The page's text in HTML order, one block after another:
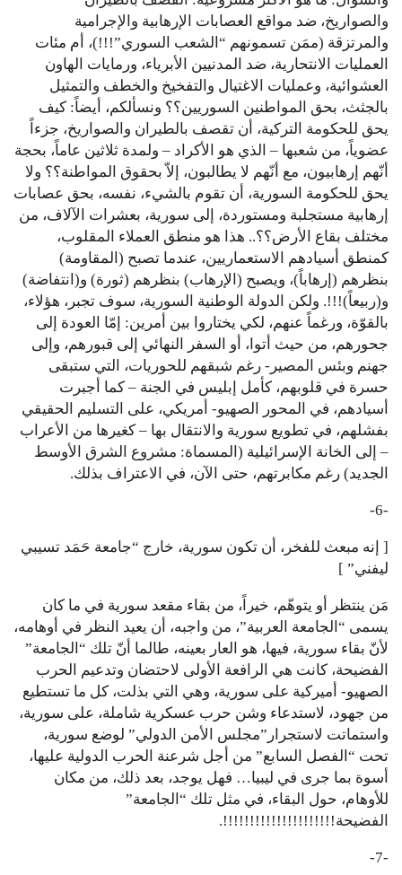
والصواريخ، ضد مواقع العصابات الإرهابية والإجرامية
والمرتزقة (ممَن تسمونهم “الشعب السوري”!!!)، أم مئات
العمليات الانتحارية، ضد المدنيين الأبرياء، ورمايات الهاون
العشوائية، وعمليات الاغتيال والتفخيخ والخطف والتمثيل
بالجثث، بحق المواطنين السوريين؟؟ ونسألكم، أيضاً: كيف
يحق للحكومة التركية، أن تقصف بالطيران والصواريخ، جزءاً
عضوياً، من شعبها – الذي هو الأكراد – ولمدة ثلاثين عاماً، بحجة
أنّهم إرهابيون، مع أنّهم لا يطالبون، إلاّ بحقوق المواطنة؟؟ ولا
يحق للحكومة السورية، أن تقوم بالشيء، نفسه، بحق عصابات
إرهابية مستجلبة ومستوردة، إلى سورية، بعشرات الآلاف، من
مختلف بقاع الأرض؟؟.. هذا هو منطق العملاء المقلوب،
كمنطق أسيادهم الاستعماريين، عندما تصبح (المقاومة)
بنظرهم (إرهاباً)، ويصبح (الإرهاب) بنظرهم (ثورة) و(انتفاضة)
و(ربيعاً)!!!. ولكن الدولة الوطنية السورية، سوف تجبر، هؤلاء،
بالقوّة، ورغماً عنهم، لكي يختاروا بين أمرين: إمّا العودة إلى
جحورهم، من حيث أتوا، أو السفر النهائي إلى قبورهم، وإلى
جهنم وبئس المصير- رغم شبقهم للحوريات، التي ستبقى
حسرة في قلوبهم، كأمل إبليس في الجنة – كما أجبرت
أسيادهم، في المحور الصهيو- أمريكي، على التسليم الحقيقي
بفشلهم، في تطويع سورية والانتقال بها – كغيرها من الأعراب
– إلى الخانة الإسرائيلية (المسماة: مشروع الشرق الأوسط
الجديد) رغم مكابرتهم، حتى الآن، في الاعتراف بذلك.
-6-
[ إنه مبعث للفخر، أن تكون سورية، خارج “جامعة حَمَد تسيبي
ليفني” ]
مَن ينتظر أو يتوهّم، خيراً، من بقاء مقعد سورية في ما كان
يسمى “الجامعة العربية”، من واجبه، أن يعيد النظر في أوهامه،
لأنّ بقاء سورية، فيها، هو العار بعينه، طالما أنّ تلك “الجامعة”
الفضيحة، كانت هي الرافعة الأولى لاحتضان وتدعيم الحرب
الصهيو- أميركية على سورية، وهي التي بذلت، كل ما تستطيع
من جهود، لاستدعاء وشن حرب عسكرية شاملة، على سورية،
واستماتت لاستجرار”مجلس الأمن الدولي” لوضع سورية،
تحت “الفصل السابع” من أجل شرعنة الحرب الدولية عليها،
أسوة بما جرى في ليبيا… فهل يوجد، بعد ذلك، من مكان
للأوهام، حول البقاء، في مثل تلك “الجامعة”
الفضيحة!!!!!!!!!!!!!!!!!!!!!.
-7-